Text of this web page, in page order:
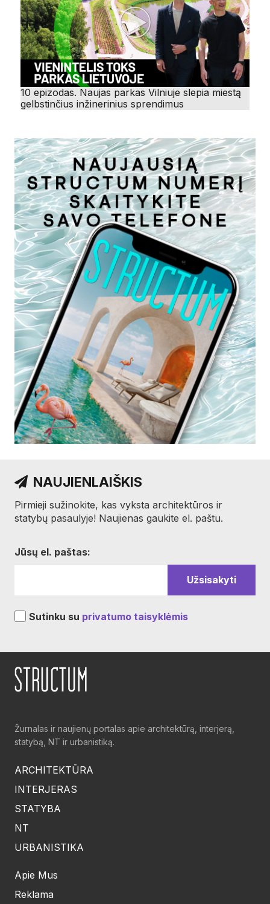
10 epizodas. Naujas parkas Vilniuje slepia miestą
gelbstinčius inžinerinius sprendimus
NAUJIENLAIŠKIS
Pirmieji sužinokite, kas vyksta architektūros ir
statybų pasaulyje! Naujienas gaukite el. paštu.
Jūsų el. paštas:
Sutinku su privatumo taisyklėmis
Žurnalas ir naujienų portalas apie architektūrą, interjerą,
statybą, NT ir urbanistiką.
ARCHITEKTŪRA
INTERJERAS
STATYBA
NT
URBANISTIKA
Apie Mus
Reklama